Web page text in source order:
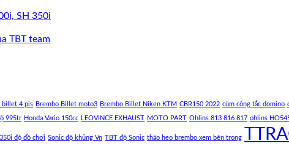
SH 350i
TBT team
billet 4 pis Brembo Billet moto3 Brembo Billet Niken KTM CBR150 2022 cùm công tắc domino
995tr Honda Vario 150cc LEOVINCE EXHAUST MOTO PART Ohlins 813 816 817 ohlins
độ đồ chơi Sonic độ khủng Vn TBT độ Sonic tháo heo brembo xem bên trong